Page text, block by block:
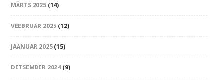
MÄRTS 2025 (14)
VEEBRUAR 2025 (12)
JAANUAR 2025 (15)
DETSEMBER 2024 (9)